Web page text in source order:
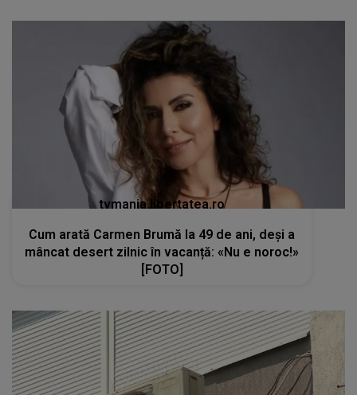
tvmania.libertatea.ro
Cum arată Carmen Brumă la 49 de ani, deși a
mâncat desert zilnic în vacanță: «Nu e noroc!»
[FOTO]